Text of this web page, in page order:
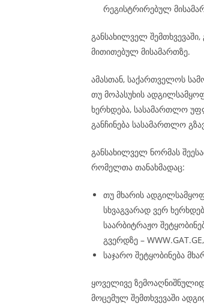
რეგისტრირებულ
განსახილველ
მითითებულ მისამართზე.
ამასთან, საქართველოს
თუ მოპასუხის
ხერხდება, სასამართლო
განჩინება სასამართლო
განსახილველ ნორმას
რომელთა თანახმადაც:
თუ მხარის
სხვაგვარად ვერ
საარბიტრაჟო
გვერდზე –
საჯარო შეტყობინება
ყოველივე
მოცემულ შემთხვევაში